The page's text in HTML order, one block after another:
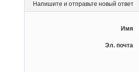
Напишите и отправьте новый ответ
Имя
Эл. почта